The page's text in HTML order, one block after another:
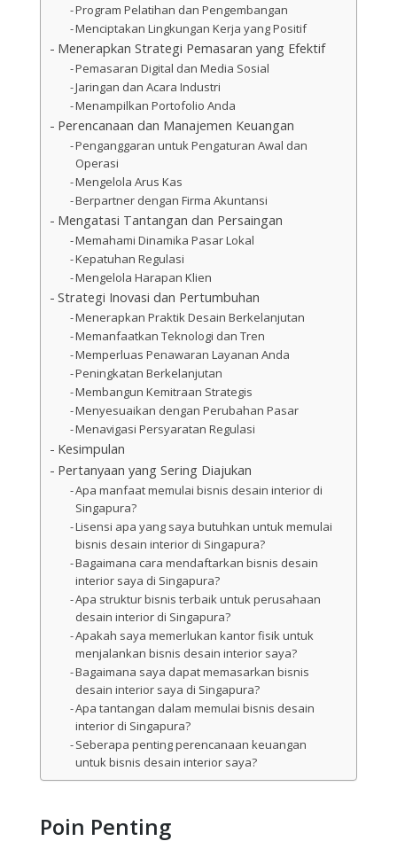
Program Pelatihan dan Pengembangan
Menciptakan Lingkungan Kerja yang Positif
Menerapkan Strategi Pemasaran yang Efektif
Pemasaran Digital dan Media Sosial
Jaringan dan Acara Industri
Menampilkan Portofolio Anda
Perencanaan dan Manajemen Keuangan
Penganggaran untuk Pengaturan Awal dan
Operasi
Mengelola Arus Kas
Berpartner dengan Firma Akuntansi
Mengatasi Tantangan dan Persaingan
Memahami Dinamika Pasar Lokal
Kepatuhan Regulasi
Mengelola Harapan Klien
Strategi Inovasi dan Pertumbuhan
Menerapkan Praktik Desain Berkelanjutan
Memanfaatkan Teknologi dan Tren
Memperluas Penawaran Layanan Anda
Peningkatan Berkelanjutan
Membangun Kemitraan Strategis
Menyesuaikan dengan Perubahan Pasar
Menavigasi Persyaratan Regulasi
Kesimpulan
Pertanyaan yang Sering Diajukan
Apa manfaat memulai bisnis desain interior di
Singapura?
Lisensi apa yang saya butuhkan untuk memulai
bisnis desain interior di Singapura?
Bagaimana cara mendaftarkan bisnis desain
interior saya di Singapura?
Apa struktur bisnis terbaik untuk perusahaan
desain interior di Singapura?
Apakah saya memerlukan kantor fisik untuk
menjalankan bisnis desain interior saya?
Bagaimana saya dapat memasarkan bisnis
desain interior saya di Singapura?
Apa tantangan dalam memulai bisnis desain
interior di Singapura?
Seberapa penting perencanaan keuangan
untuk bisnis desain interior saya?
Poin Penting